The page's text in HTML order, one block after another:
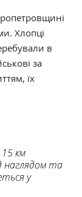
Хлопці
в
за
їх
15 км
наглядом та
у